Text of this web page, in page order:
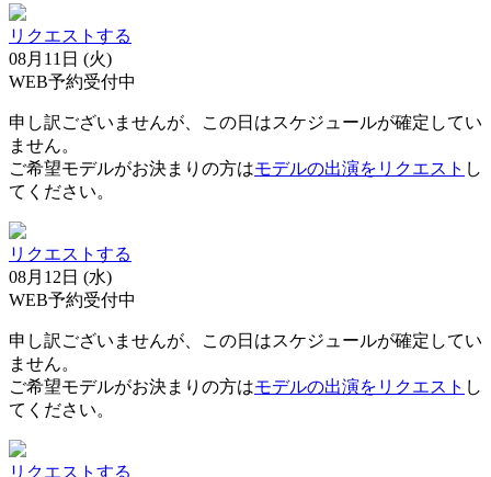
リクエストする
08月11日 (火)
WEB予約受付中
申し訳ございませんが、この日はスケジュールが確定してい
ません。
ご希望モデルがお決まりの方はモデルの出演をリクエスト し
てください。
リクエストする
08月12日 (水)
WEB予約受付中
申し訳ございませんが、この日はスケジュールが確定してい
ません。
ご希望モデルがお決まりの方はモデルの出演をリクエスト し
てください。
リクエストする